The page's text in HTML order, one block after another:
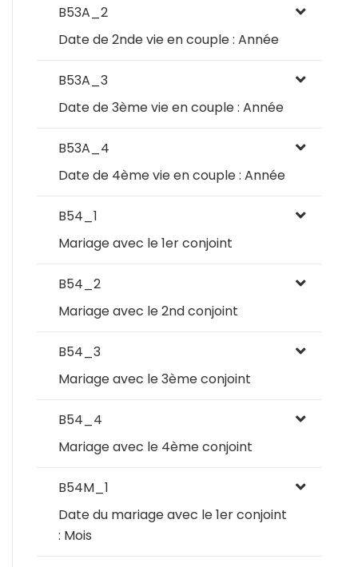
B53A_2
Date de 2nde vie en couple : Année
B53A_3
Date de 3ème vie en couple : Année
B53A_4
Date de 4ème vie en couple : Année
B54_1
Mariage avec le 1er conjoint
B54_2
Mariage avec le 2nd conjoint
B54_3
Mariage avec le 3ème conjoint
B54_4
Mariage avec le 4ème conjoint
B54M_1
Date du mariage avec le 1er conjoint
: Mois